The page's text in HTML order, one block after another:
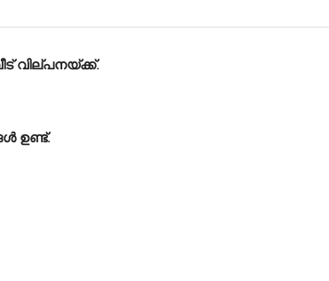
വില്പനയ്ക്ക്.
ഉണ്ട്.